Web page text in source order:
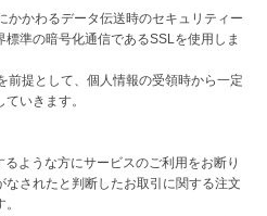
かかわるデータ伝送時のセキュリティー
準の暗号化通信であるSSLを使用しま
前提として、個人情報の受領時から一定
いきます。
ような方にサービスのご利用をお断り
されたと判断したお取引に関する注文